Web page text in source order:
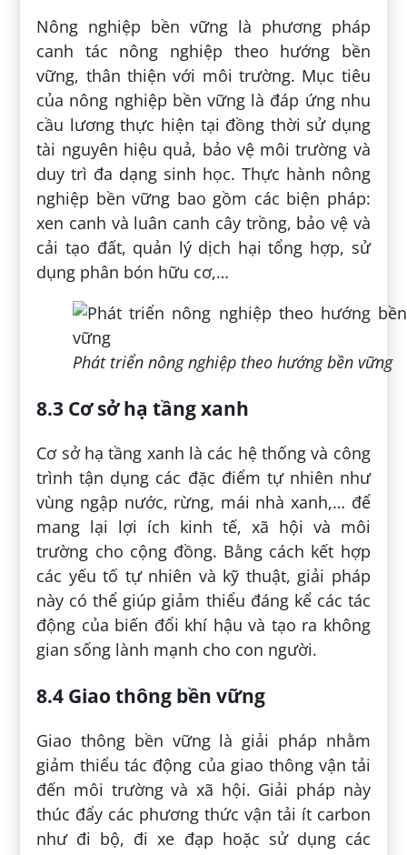
Nông nghiệp bền vững là phương pháp
canh tác nông nghiệp theo hướng bền
vững, thân thiện với môi trường. Mục tiêu
của nông nghiệp bền vững là đáp ứng nhu
cầu lương thực hiện tại đồng thời sử dụng
tài nguyên hiệu quả, bảo vệ môi trường và
duy trì đa dạng sinh học. Thực hành nông
nghiệp bền vững bao gồm các biện pháp:
xen canh và luân canh cây trồng, bảo vệ và
cải tạo đất, quản lý dịch hại tổng hợp, sử
dụng phân bón hữu cơ,…
Phát triển nông nghiệp theo hướng bền vững
8.3 Cơ sở hạ tầng xanh
Cơ sở hạ tầng xanh là các hệ thống và công
trình tận dụng các đặc điểm tự nhiên như
vùng ngập nước, rừng, mái nhà xanh,… để
mang lại lợi ích kinh tế, xã hội và môi
trường cho cộng đồng. Bằng cách kết hợp
các yếu tố tự nhiên và kỹ thuật, giải pháp
này có thể giúp giảm thiểu đáng kể các tác
động của biến đổi khí hậu và tạo ra không
gian sống lành mạnh cho con người.
8.4 Giao thông bền vững
Giao thông bền vững là giải pháp nhằm
giảm thiểu tác động của giao thông vận tải
đến môi trường và xã hội. Giải pháp này
thúc đẩy các phương thức vận tải ít carbon
như đi bộ, đi xe đạp hoặc sử dụng các